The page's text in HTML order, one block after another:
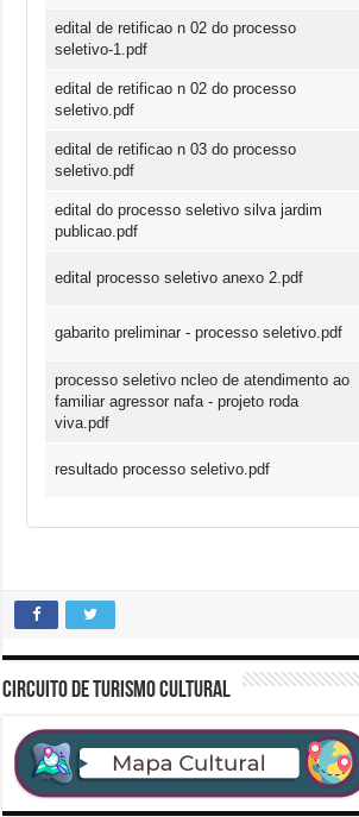
edital de retificao n 02 do processo
seletivo-1.pdf
edital de retificao n 02 do processo
seletivo.pdf
edital de retificao n 03 do processo
seletivo.pdf
edital do processo seletivo silva jardim
publicao.pdf
edital processo seletivo anexo 2.pdf
gabarito preliminar - processo seletivo.pdf
processo seletivo ncleo de atendimento ao
familiar agressor nafa - projeto roda
viva.pdf
resultado processo seletivo.pdf
CIRCUITO DE TURISMO CULTURAL